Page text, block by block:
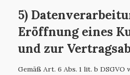
5)
Eröffnung eines
und zur
Gemäß Art. 6 Abs. 1 lit. b DSGVO